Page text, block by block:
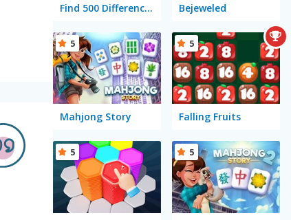
Find 500 Differences Bejeweled
Mahjong Story
5
Falling Fruits
5
5 5